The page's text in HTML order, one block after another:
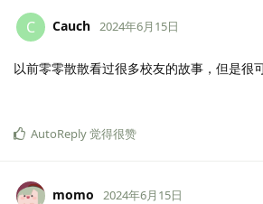
C Cauch 2024年6月15日
以前零零散散看过很多校友的故事，但是很
AutoReply觉得很赞
momo 2024年6月15日